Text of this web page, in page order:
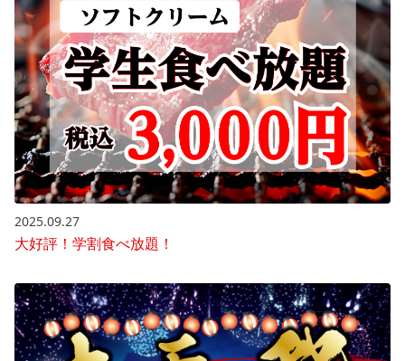
2025.09.27
大好評！学割食べ放題！